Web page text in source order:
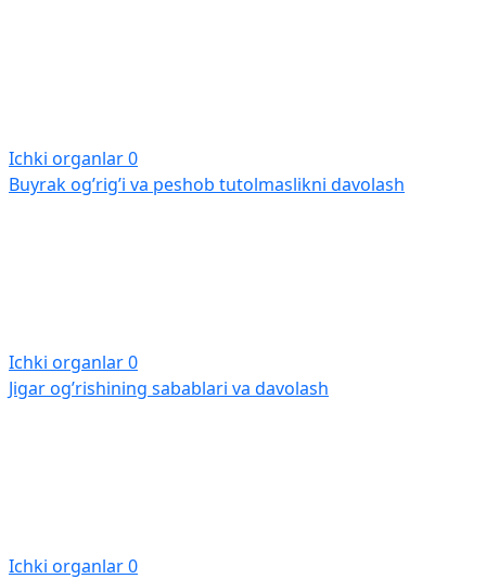
Ichki organlar0
Buyrak og’rig’i va peshob tutolmaslikni davolash
Ichki organlar0
Jigar og’rishining sabablari va davolash
Ichki organlar0